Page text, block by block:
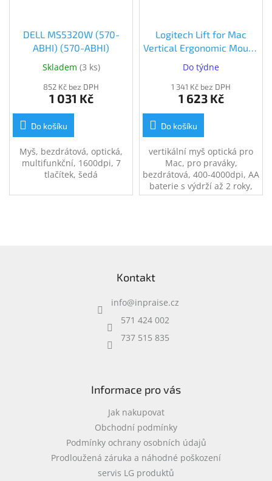
DELL MS5320W (570-
ABHI) (570-ABHI)
Skladem (3 ks)
852 Kč bez DPH
1 031 Kč
Do košíku
Myš, bezdrátová, optická,
multifunkční, 1600dpi, 7
tlačítek, šedá
Logitech Lift for Mac
Vertical Ergonomic Mouse
Off-White (910-006477)
Do týdne
1 341 Kč bez DPH
1 623 Kč
Do košíku
vertikální myš optická pro
Mac, pro praváky,
bezdrátová, 400-4000dpi, AA
baterie s výdrží až 2 roky,
dosah až 10m
Kontakt
info@inpraise.cz
571 424 002
737 515 835
Informace pro vás
Jak nakupovat
Obchodní podmínky
Podmínky ochrany osobních údajů
Prodloužená záruka a náhodné poškození
servis LG produktů